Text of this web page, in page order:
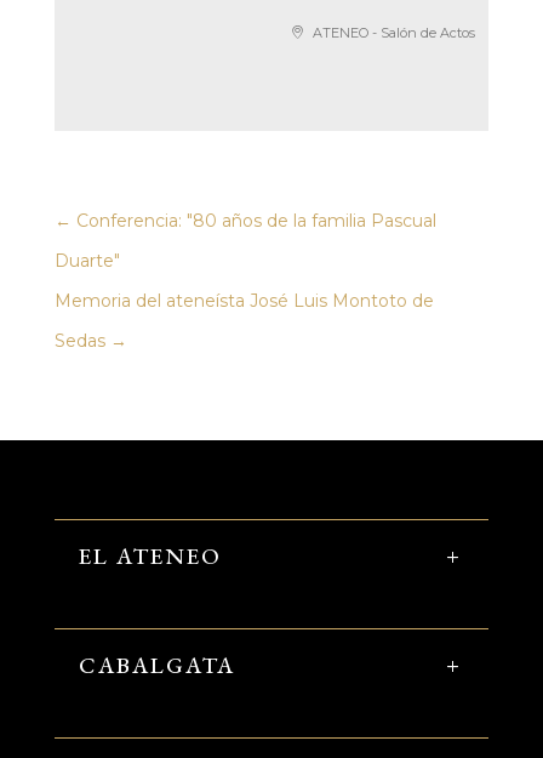
ATENEO - Salón de Actos
← Conferencia: "80 años de la familia Pascual
Duarte"
Memoria del ateneísta José Luis Montoto de
Sedas→
EL ATENEO
CABALGATA